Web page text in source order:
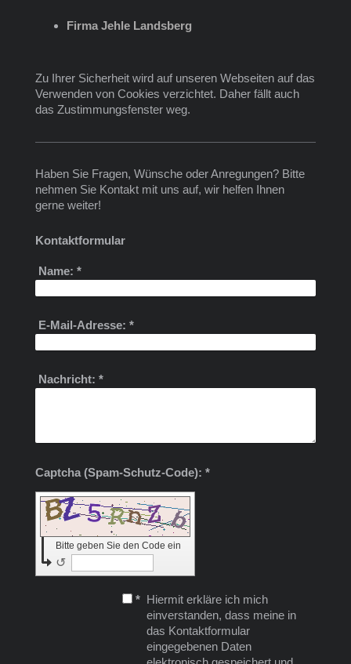
Firma Jehle Landsberg
Zu Ihrer Sicherheit wird auf unseren Webseiten auf das
Verwenden von Cookies verzichtet. Daher fällt auch
das Zustimmungsfenster weg.
Haben Sie Fragen, Wünsche oder Anregungen? Bitte
nehmen Sie Kontakt mit uns auf, wir helfen Ihnen
gerne weiter!
Kontaktformular
Name: *
E-Mail-Adresse: *
Nachricht: *
Captcha (Spam-Schutz-Code): *
Bitte geben Sie den Code ein
↺
* Hiermit erkläre ich mich
einverstanden, dass meine in
das Kontaktformular
eingegebenen Daten